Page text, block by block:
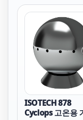
ISOTECH 878
Cyclops 고온용